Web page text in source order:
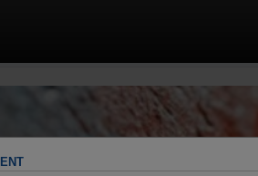
πρακτικές λύσεις.
για ανασύνθεση
κυβέρνηση,